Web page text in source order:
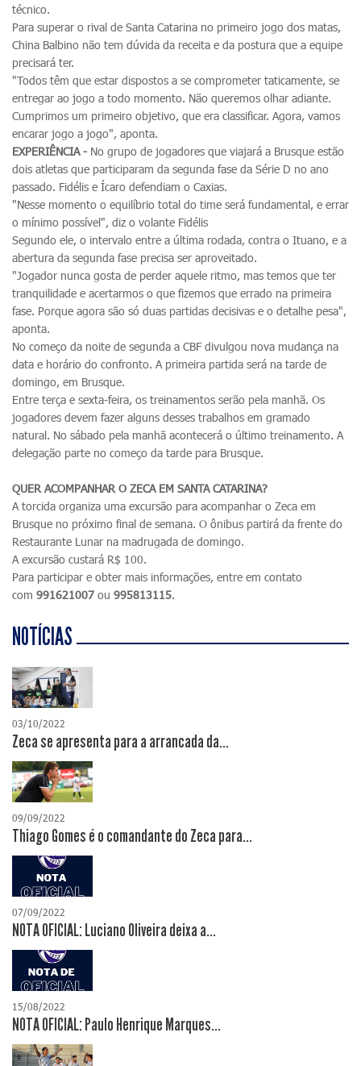
técnico.
Para superar o rival de Santa Catarina no primeiro jogo dos matas,
China Balbino não tem dúvida da receita e da postura que a equipe
precisará ter.
"Todos têm que estar dispostos a se comprometer taticamente, se
entregar ao jogo a todo momento. Não queremos olhar adiante.
Cumprimos um primeiro objetivo, que era classificar. Agora, vamos
encarar jogo a jogo", aponta.
EXPERIÊNCIA - No grupo de jogadores que viajará a Brusque estão
dois atletas que participaram da segunda fase da Série D no ano
passado. Fidélis e Ícaro defendiam o Caxias.
"Nesse momento o equilíbrio total do time será fundamental, e errar
o mínimo possível", diz o volante Fidélis
Segundo ele, o intervalo entre a última rodada, contra o Ituano, e a
abertura da segunda fase precisa ser aproveitado.
"Jogador nunca gosta de perder aquele ritmo, mas temos que ter
tranquilidade e acertarmos o que fizemos que errado na primeira
fase. Porque agora são só duas partidas decisivas e o detalhe pesa",
aponta.
No começo da noite de segunda a CBF divulgou nova mudança na
data e horário do confronto. A primeira partida será na tarde de
domingo, em Brusque.
Entre terça e sexta-feira, os treinamentos serão pela manhã. Os
jogadores devem fazer alguns desses trabalhos em gramado
natural. No sábado pela manhã acontecerá o último treinamento. A
delegação parte no começo da tarde para Brusque.
QUER ACOMPANHAR O ZECA EM SANTA CATARINA?
A torcida organiza uma excursão para acompanhar o Zeca em
Brusque no próximo final de semana. O ônibus partirá da frente do
Restaurante Lunar na madrugada de domingo.
A excursão custará R$ 100.
Para participar e obter mais informações, entre em contato
com 991621007 ou 995813115.
NOTÍCIAS
03/10/2022
Zeca se apresenta para a arrancada da...
09/09/2022
Thiago Gomes é o comandante do Zeca para...
07/09/2022
NOTA OFICIAL: Luciano Oliveira deixa a...
15/08/2022
NOTA OFICIAL: Paulo Henrique Marques...